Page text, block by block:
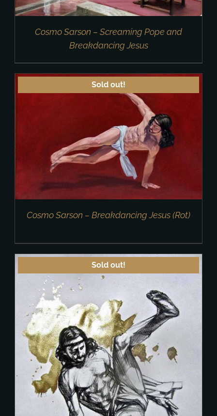
Cosmo Sarson – Screaming Pope and
Breakdancing Jesus
Sold out!
Cosmo Sarson – Breakdancing Jesus (Rot)
Sold out!